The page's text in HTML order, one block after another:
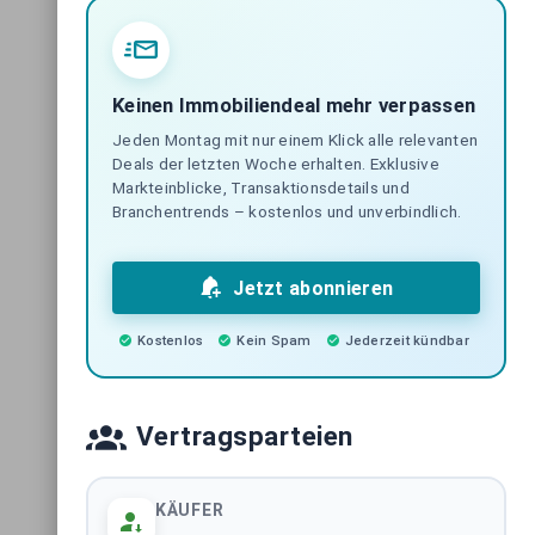
Light-Industrial Immobilien
Deutschland
Logistikimmobilien Deutschland
BUNDESWEITE ASSETKLASSE
Pflegeimmobilien Deutschland
Immobilientransaktionen Berlin
STADTMARKT
Immobilientransaktionen Hamburg
Keinen Immobiliendeal mehr verpassen
Jeden Montag mit nur einem Klick alle relevanten
Deals der letzten Woche erhalten. Exklusive
Markteinblicke, Transaktionsdetails und
Branchentrends – kostenlos und unverbindlich.
Jetzt abonnieren
Kostenlos Kein Spam Jederzeit kündbar
Vertragsparteien
KÄUFER